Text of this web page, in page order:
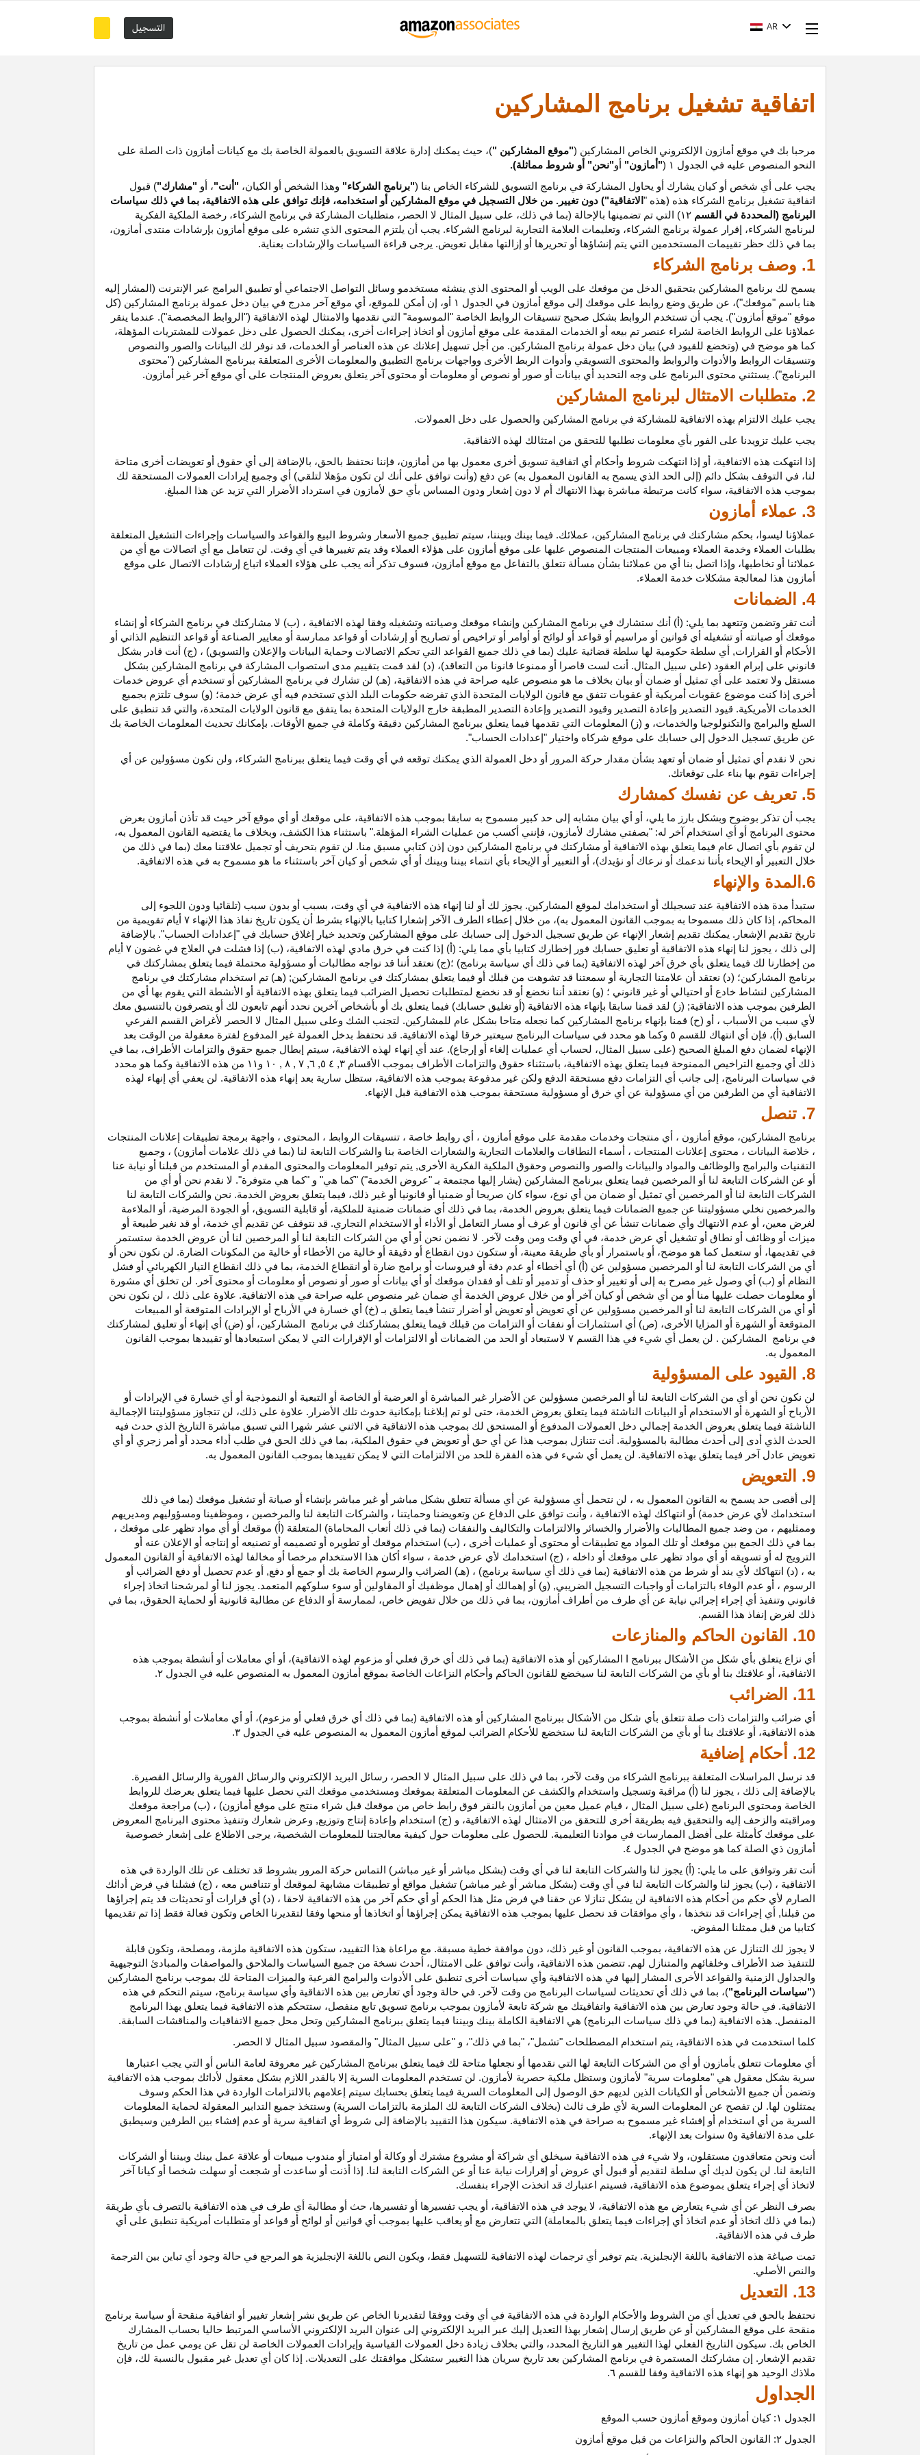
التسجيل AR
اتفاقية تشغيل برنامج المشاركين
مرحبا بك في موقع أمازون الإلكتروني الخاص المشاركين ("موقع المشاركين ")، حيث يمكنك إدارة علاقة التسويق بالعمولة الخاصة بك مع كيانات أمازون ذات الصلة على
النحو المنصوص عليه في الجدول ۱ ( "أمازون" أو"نحن" أو شروط مماثلة).
يجب على أي شخص أو كيان يشارك أو يحاول المشاركة في برنامج التسويق للشركاء الخاص بنا ("برنامج الشركاء" وهذا الشخص أو الكيان، "أنت"، أو "مشارك") قبول
اتفاقية تشغيل برنامج الشركاء هذه (هذه " الاتفاقية") دون تغيير. من خلال التسجيل في موقع المشاركين أو استخدامه، فإنك توافق على هذه الاتفاقية، بما في ذلك سياسات
البرنامج (المحددة في القسم ۱۲) التي تم تضمينها بالإحالة (بما في ذلك، على سبيل المثال لا الحصر، متطلبات المشاركة في برنامج الشركاء، رخصة الملكية الفكرية
لبرنامج الشركاء،
إقرار عمولة برنامج الشركاء، وتعليمات العلامة التجارية لبرنامج الشركاء. يجب أن يلتزم المحتوى الذي تنشره على موقع أمازون بإرشادات منتدى أمازون،
بما في ذلك حظر تقييمات المستخدمين التي يتم إنشاؤها أو تحريرها أو إزالتها مقابل تعويض. يرجى قراءة السياسات والإرشادات بعناية.
1. وصف برنامج الشركاء
يسمح لك برنامج المشاركين بتحقيق الدخل من موقعك على الويب أو المحتوى الذي ينشئه مستخدمو وسائل التواصل الاجتماعي أو تطبيق البرامج عبر الإنترنت (المشار إليه
هنا باسم "موقعك")، عن طريق وضع روابط على موقعك إلى موقع أمازون في الجدول ۱ أو، إن أمكن للموقع، أي موقع آخر مدرج في بيان دخل عمولة برنامج المشاركين (كل
موقع "موقع أمازون"). يجب أن تستخدم الروابط بشكل صحيح تنسيقات الروابط الخاصة "الموسومة" التي نقدمها والامتثال لهذه الاتفاقية ("الروابط المخصصة"). عندما ينقر
عملاؤنا على الروابط الخاصة لشراء عنصر تم بيعه أو الخدمات المقدمة على موقع أمازون أو اتخاذ إجراءات أخرى، يمكنك الحصول على دخل عمولات للمشتريات
المؤهلة،
كما هو موضح في (وتخضع للقيود في) بيان دخل عمولة برنامج المشاركين. من أجل تسهيل إعلانك عن هذه العناصر أو
الخدمات، قد نوفر لك البيانات والصور والنصوص
وتنسيقات الروابط والأدوات والروابط والمحتوى التسويقي وأدوات الربط الأخرى وواجهات برنامج التطبيق والمعلومات الأخرى المتعلقة ببرنامج المشاركين ("محتوى
البرنامج"). يستثني محتوى البرنامج على وجه التحديد أي بيانات أو صور أو نصوص أو معلومات أو محتوى آخر يتعلق بعروض المنتجات على أي موقع آخر غير أمازون.
2. متطلبات الامتثال لبرنامج المشاركين
يجب عليك الالتزام بهذه الاتفاقية للمشاركة في برنامج المشاركين والحصول على دخل العمولات.
يجب عليك تزويدنا على الفور بأي معلومات نطلبها للتحقق من امتثالك لهذه الاتفاقية.
إذا انتهكت هذه
الاتفاقية، أو إذا انتهكت شروط وأحكام أي اتفاقية تسويق أخرى معمول بها من أمازون، فإننا نحتفظ بالحق، بالإضافة إلى أي حقوق أو تعويضات أخرى متاحة
لنا، في التوقف بشكل دائم (إلى الحد الذي يسمح به القانون المعمول به) عن دفع (وأنت توافق على أنك لن تكون مؤهلا لتلقي) أي وجميع إيرادات العمولات المستحقة لك
بموجب هذه
الاتفاقية، سواء كانت مرتبطة مباشرة بهذا الانتهاك أم لا دون إشعار ودون المساس بأي حق لأمازون في استرداد الأضرار التي تزيد عن هذا المبلغ.
3. عملاء أمازون
عملاؤنا ليسوا، بحكم مشاركتك في برنامج المشاركين، عملائك. فيما بينك وبيننا، سيتم تطبيق جميع الأسعار وشروط البيع والقواعد والسياسات وإجراءات التشغيل المتعلقة
بطلبات العملاء وخدمة العملاء ومبيعات المنتجات المنصوص عليها على موقع أمازون على هؤلاء العملاء وقد يتم تغييرها في أي وقت. لن تتعامل مع أي اتصالات مع أي من
عملائنا أو تخاطبها، وإذا اتصل بنا أي من عملائنا بشأن مسألة تتعلق بالتفاعل مع موقع أمازون، فسوف تذكر أنه يجب على هؤلاء العملاء اتباع إرشادات الاتصال على موقع
أمازون هذا لمعالجة مشكلات خدمة العملاء.
4. الضمانات
أنت تقر وتضمن وتتعهد بما يلي: (أ) أنك ستشارك في برنامج المشاركين وإنشاء موقعك وصيانته وتشغيله وفقا لهذه الاتفاقية ، (ب) لا مشاركتك في برنامج الشركاء أو إنشاء
موقعك أو صيانته أو تشغيله أي قوانين أو مراسيم أو قواعد أو لوائح أو أوامر أو تراخيص أو تصاريح أو إرشادات أو قواعد ممارسة أو معايير الصناعة أو قواعد التنظيم الذاتي أو
الأحكام أو القرارات, أي سلطة حكومية لها سلطة قضائية عليك (بما في ذلك جميع القواعد التي تحكم الاتصالات وحماية البيانات والإعلان والتسويق) ، (ج) أنت قادر بشكل
قانوني على إبرام العقود (على سبيل المثال. أنت لست قاصرا أو ممنوعا قانونا من التعاقد)، (د) لقد قمت بتقييم مدى استصواب
المشاركة في برنامج المشاركين بشكل
مستقل ولا تعتمد على أي تمثيل أو ضمان أو بيان بخلاف ما هو منصوص عليه صراحة في هذه الاتفاقية، (هـ) لن تشارك في برنامج المشاركين أو تستخدم أي عروض خدمات
أخرى إذا كنت موضوع عقوبات أمريكية أو عقوبات تتفق مع قانون الولايات المتحدة الذي تفرضه حكومات البلد الذي تستخدم فيه أي عرض خدمة؛ (و) سوف تلتزم بجميع
الخدمات الأمريكية. قيود التصدير وإعادة التصدير وقيود التصدير وإعادة التصدير المطبقة خارج الولايات المتحدة بما يتفق مع قانون الولايات المتحدة، والتي قد تنطبق على
السلع والبرامج والتكنولوجيا والخدمات، و (ز) المعلومات التي تقدمها فيما يتعلق ببرنامج المشاركين دقيقة وكاملة في جميع الأوقات. بإمكانك تحديث المعلومات الخاصة بك
عن طريق تسجيل الدخول إلى حسابك على موقع شركاه واختيار "إعدادات الحساب".
نحن لا نقدم أي تمثيل أو ضمان أو تعهد بشأن مقدار حركة المرور أو دخل العمولة الذي يمكنك توقعه في أي وقت فيما يتعلق ببرنامج الشركاء، ولن نكون مسؤولين عن أي
إجراءات تقوم بها بناء على توقعاتك.
5. تعريف عن نفسك كمشارك
يجب أن تذكر بوضوح وبشكل بارز ما يلي، أو أي بيان مشابه إلى حد كبير مسموح به سابقا بموجب هذه الاتفاقية، على موقعك أو أي موقع آخر حيث قد تأذن أمازون بعرض
محتوى البرنامج أو أي استخدام آخر له: "بصفتي مشارك لأمازون، فإنني أكسب من عمليات الشراء المؤهلة." باستثناء هذا الكشف، وبخلاف ما يقتضيه القانون المعمول به،
لن تقوم بأي اتصال عام فيما يتعلق بهذه الاتفاقية أو مشاركتك في برنامج المشاركين دون إذن كتابي مسبق منا. لن تقوم بتحريف أو تجميل علاقتنا معك (بما في ذلك من
خلال التعبير أو الإيحاء بأننا ندعمك أو نرعاك أو نؤيدك)، أو التعبير أو الإيحاء بأي انتماء بيننا وبينك أو أي شخص أو كيان آخر باستثناء ما هو مسموح به في هذه الاتفاقية.
6.المدة والإنهاء
ستبدأ مدة هذه الاتفاقية عند تسجيلك أو استخدامك لموقع المشاركين. يجوز لك أو لنا إنهاء هذه الاتفاقية في أي وقت، بسبب أو بدون سبب (تلقائيا ودون اللجوء إلى
المحاكم، إذا كان ذلك مسموحا به بموجب القانون المعمول به)، من خلال إعطاء الطرف الآخر إشعارا كتابيا بالإنهاء بشرط أن يكون تاريخ نفاذ هذا الإنهاء ۷ أيام تقويمية من
تاريخ تقديم الإشعار. يمكنك تقديم إشعار الإنهاء عن طريق تسجيل الدخول إلى حسابك على موقع المشاركين وتحديد خيار إغلاق حسابك في "إعدادات الحساب". بالإضافة
إلى ذلك ، يجوز لنا إنهاء هذه الاتفاقية أو تعليق حسابك فور إخطارك كتابيا بأي مما يلي: (أ) إذا كنت في خرق مادي لهذه الاتفاقية، (ب) إذا فشلت في العلاج في غضون ۷ أيام
من إخطارنا لك فيما يتعلق بأي خرق آخر لهذه الاتفاقية (بما في ذلك أي سياسة برنامج) ؛(ج) نعتقد أننا قد نواجه مطالبات أو مسؤولية محتملة فيما يتعلق بمشاركتك في
برنامج المشاركين؛ (د) نعتقد أن علامتنا التجارية أو سمعتنا قد تشوهت من قبلك أو فيما يتعلق بمشاركتك في برنامج المشاركين; (هـ) تم استخدام مشاركتك في برنامج
المشاركين لنشاط خادع أو احتيالي أو غير قانوني ؛ (و) نعتقد أننا نخضع أو قد نخضع لمتطلبات تحصيل الضرائب فيما يتعلق بهذه الاتفاقية أو الأنشطة التي يقوم بها أي من
الطرفين بموجب هذه الاتفاقية; (ز) لقد قمنا سابقا بإنهاء هذه الاتفاقية (أو تغليق حسابك) فيما يتعلق بك أو بأشخاص آخرين نحدد أنهم تابعون لك أو يتصرفون بالتنسيق معك
لأي سبب من الأسباب ، أو (ح) قمنا بإنهاء برنامج المشاركين كما نجعله متاحا بشكل عام للمشاركين. لتجنب الشك وعلى سبيل المثال لا الحصر لأغراض القسم الفرعي
السابق (أ)، فإن أي انتهاك للقسم ٥ وكما هو محدد في سياسات البرنامج سيعتبر خرقا لهذه الاتفاقية. قد نحتفظ بدخل العمولة غير المدفوع لفترة معقولة من الوقت بعد
الإنهاء لضمان دفع المبلغ الصحيح (على سبيل المثال، لحساب أي عمليات إلغاء أو إرجاع). عند أي إنهاء لهذه
الاتفاقية، سيتم إبطال جميع حقوق والتزامات الأطراف، بما في
ذلك أي وجميع التراخيص الممنوحة فيما يتعلق بهذه
الاتفاقية، باستثناء حقوق والتزامات الأطراف بموجب الأقسام ۳, ٤ ٥, ٦, ۷ , ۸ , ۱۰ و۱۱ من هذه الاتفاقية وكما هو محدد
في سياسات البرنامج، إلى جانب أي التزامات دفع مستحقة
الدفع ولكن غير مدفوعة بموجب هذه الاتفاقية، ستظل سارية بعد إنهاء هذه الاتفاقية. لن يعفي أي إنهاء لهذه
الاتفاقية أي من الطرفين من أي مسؤولية عن أي خرق أو مسؤولية مستحقة بموجب هذه الاتفاقية قبل الإنهاء.
7. تنصل
برنامج المشاركين، موقع أمازون ، أي منتجات وخدمات مقدمة على موقع أمازون ، أي روابط خاصة ، تنسيقات الروابط ، المحتوى ، واجهة برمجة تطبيقات إعلانات المنتجات
، خلاصة البيانات ، محتوى إعلانات المنتجات ، أسماء النطاقات والعلامات التجارية والشعارات الخاصة بنا والشركات التابعة لنا (بما في ذلك علامات أمازون) ، وجميع
التقنيات والبرامج والوظائف والمواد والبيانات والصور والنصوص وحقوق الملكية الفكرية الأخرى, يتم توفير المعلومات والمحتوى المقدم أو المستخدم من قبلنا أو نيابة عنا
أو عن الشركات التابعة لنا أو المرخصين فيما يتعلق ببرنامج المشاركين (يشار إليها مجتمعة بـ "عروض الخدمة") "كما هي" و "كما هي متوفرة". لا نقدم نحن أو أي من
الشركات التابعة لنا أو المرخصين أي تمثيل أو ضمان من أي نوع، سواء كان صريحا أو ضمنيا أو قانونيا أو غير ذلك، فيما يتعلق بعروض الخدمة. نحن والشركات التابعة لنا
والمرخصين نخلي مسؤوليتنا عن جميع الضمانات فيما يتعلق بعروض الخدمة، بما في ذلك أي ضمانات ضمنية للملكية، أو قابلية التسويق، أو الجودة المرضية، أو الملاءمة
لغرض معين، أو عدم الانتهاك وأي ضمانات تنشأ عن أي قانون أو عرف أو مسار التعامل أو الأداء أو الاستخدام التجاري. قد نتوقف عن تقديم أي خدمة، أو قد نغير طبيعة أو
ميزات أو وظائف أو نطاق أو تشغيل أي عرض خدمة، في أي وقت ومن وقت لآخر. لا نضمن نحن أو أي من الشركات التابعة لنا أو المرخصين لنا أن عروض الخدمة ستستمر
في تقديمها، أو ستعمل كما هو موضح، أو باستمرار أو بأي طريقة معينة، أو ستكون دون انقطاع أو دقيقة أو خالية من الأخطاء أو خالية من المكونات الضارة. لن نكون نحن أو
أي من الشركات التابعة لنا أو المرخصين مسؤولين عن (أ) أي أخطاء أو عدم دقة أو فيروسات أو برامج ضارة أو انقطاع الخدمة، بما في ذلك انقطاع
التيار الكهربائي أو فشل
النظام أو (ب) أي وصول غير مصرح به إلى أو تغيير أو حذف أو تدمير أو تلف أو فقدان موقعك أو أي بيانات أو صور أو نصوص أو معلومات أو محتوى آخر. لن تخلق أي مشورة
أو معلومات حصلت عليها منا أو من أي شخص أو كيان آخر أو من خلال عروض الخدمة أي ضمان غير منصوص عليه صراحة في هذه الاتفاقية. علاوة على ذلك ، لن نكون نحن
أو أي من الشركات التابعة لنا أو المرخصين مسؤولين عن أي تعويض أو تعويض أو أضرار تنشأ فيما يتعلق بـ (خ) أي خسارة في
الأرباح أو الإيرادات المتوقعة أو المبيعات
المتوقعة أو الشهرة أو المزايا
الأخرى، (ص) أي استثمارات أو نفقات أو التزامات من قبلك فيما يتعلق بمشاركتك في برنامج المشاركين، أو (ض) أي إنهاء أو تعليق لمشاركتك
في برنامج المشاركين . لن يعمل أي شيء في هذا القسم ۷ لاستبعاد أو الحد من الضمانات أو الالتزامات أو الإقرارات التي لا يمكن استبعادها أو تقييدها بموجب القانون
المعمول به.
8. القيود على المسؤولية
لن نكون نحن أو أي من الشركات التابعة لنا أو المرخصين مسؤولين عن الأضرار غير المباشرة أو العرضية أو الخاصة أو التبعية أو النموذجية أو أي خسارة في الإيرادات أو
الأرباح أو الشهرة أو الاستخدام أو البيانات الناشئة فيما يتعلق بعروض الخدمة، حتى لو تم إبلاغنا بإمكانية حدوث تلك الأضرار. علاوة على ذلك، لن تتجاوز مسؤوليتنا الإجمالية
الناشئة فيما يتعلق بعروض الخدمة إجمالي دخل العمولات المدفوع أو المستحق لك بموجب هذه الاتفاقية في الاثني عشر شهرا التي تسبق مباشرة التاريخ الذي حدث فيه
الحدث الذي أدى إلى أحدث مطالبة بالمسؤولية. أنت تتنازل بموجب هذا عن أي حق أو تعويض في حقوق الملكية، بما في ذلك الحق في طلب أداء محدد أو أمر زجري أو أي
تعويض عادل آخر فيما يتعلق بهذه الاتفاقية. لن يعمل أي شيء في هذه الفقرة للحد من الالتزامات التي لا يمكن تقييدها بموجب القانون المعمول به.
9. التعويض
إلى أقصى حد يسمح به القانون المعمول به ، لن نتحمل أي مسؤولية عن أي مسألة تتعلق بشكل مباشر أو غير مباشر بإنشاء أو صيانة أو تشغيل موقعك (بما في ذلك
استخدامك لأي عرض خدمة) أو انتهاكك لهذه الاتفاقية ، وأنت توافق على الدفاع عن وتعويضنا وحمايتنا ، والشركات التابعة لنا والمرخصين ، وموظفينا ومسؤوليهم ومديريهم
وممثليهم ، من وضد جميع المطالبات والأضرار والخسائر والالتزامات والتكاليف والنفقات (بما في ذلك أتعاب المحاماة) المتعلقة (أ) موقعك أو أي مواد تظهر على موقعك ،
بما في ذلك الجمع بين موقعك أو تلك المواد مع تطبيقات أو محتوى أو عمليات أخرى ، (ب) استخدام موقعك أو تطويره أو تصميمه أو تصنيعه أو إنتاجه أو الإعلان عنه أو
الترويج له أو تسويقه أو أي مواد تظهر على موقعك أو داخله ، (ج) استخدامك لأي عرض خدمة ، سواء أكان هذا الاستخدام مرخصا أو مخالفا لهذه الاتفاقية أو القانون المعمول
به ، (د) انتهاكك لأي بند أو شرط من هذه الاتفاقية (بما في ذلك أي سياسة برنامج) ، (هـ) الضرائب والرسوم الخاصة بك أو جمع أو دفع, أو عدم تحصيل أو دفع الضرائب أو
الرسوم ، أو عدم الوفاء بالتزامات أو واجبات التسجيل الضريبي, (و) أو إهمالك أو إهمال موظفيك أو المقاولين أو سوء سلوكهم المتعمد. يجوز لنا أو لمرشحنا اتخاذ إجراء
قانوني وتنفيذ أي إجراء إجرائي نيابة عن أي طرف من أطراف أمازون، بما في ذلك من خلال تفويض خاص، لممارسة أو الدفاع عن مطالبة قانونية أو لحماية الحقوق، بما في
ذلك لغرض إنفاذ هذا القسم.
10. القانون الحاكم والمنازعات
أي نزاع يتعلق بأي شكل من الأشكال ببرنامج ا المشاركين أو هذه الاتفاقية (بما في ذلك أي خرق فعلي أو مزعوم لهذه الاتفاقية)، أو أي معاملات أو أنشطة بموجب هذه
الاتفاقية، أو علاقتك بنا أو بأي من الشركات التابعة لنا سيخضع للقانون الحاكم وأحكام النزاعات الخاصة بموقع أمازون المعمول به المنصوص عليه في الجدول ۲.
11. الضرائب
أي ضرائب والتزامات ذات صلة تتعلق بأي شكل من الأشكال ببرنامج المشاركين أو هذه الاتفاقية (بما في ذلك أي خرق فعلي أو مزعوم)، أو أي معاملات أو أنشطة بموجب
هذه الاتفاقية، أو علاقتك بنا أو بأي من الشركات التابعة لنا ستخضع للأحكام الضرائب لموقع أمازون المعمول به المنصوص عليه في الجدول ۳.
12. أحكام إضافية
قد نرسل المراسلات المتعلقة ببرنامج الشركاء من وقت لآخر، بما في ذلك على سبيل المثال لا الحصر، رسائل البريد الإلكتروني والرسائل الفورية والرسائل القصيرة.
بالإضافة إلى ذلك ، يجوز لنا (أ) مراقبة وتسجيل واستخدام والكشف عن المعلومات المتعلقة بموقعك ومستخدمي موقعك التي نحصل عليها فيما يتعلق بعرضك للروابط
الخاصة ومحتوى البرنامج (على سبيل المثال ، قيام عميل معين من أمازون بالنقر فوق رابط خاص من موقعك قبل شراء منتج على موقع أمازون) ، (ب) مراجعة موقعك
ومراقبته والزحف إليه والتحقيق فيه بطريقة أخرى للتحقق من الامتثال لهذه الاتفاقية، و (ج) استخدام وإعادة إنتاج وتوزيع, وعرض شعارك وتنفيذ محتوى البرنامج المعروض
على موقعك كأمثلة على أفضل الممارسات في موادنا التعليمية. للحصول على معلومات حول كيفية معالجتنا للمعلومات الشخصية، يرجى الاطلاع على إشعار خصوصية
أمازون ذي الصلة كما هو موضح في الجدول ٤.
أنت تقر وتوافق على ما يلي: (أ) يجوز لنا والشركات التابعة لنا في أي وقت (بشكل مباشر أو غير مباشر) التماس حركة المرور بشروط قد تختلف عن تلك الواردة في هذه
الاتفاقية ، (ب) يجوز لنا والشركات التابعة لنا في أي وقت (بشكل مباشر أو غير مباشر) تشغيل مواقع أو تطبيقات مشابهة لموقعك أو تتنافس معه ، (ج) فشلنا في فرض أدائك
الصارم لأي حكم من أحكام هذه الاتفاقية لن يشكل تنازلا عن حقنا في فرض مثل هذا الحكم أو أي حكم آخر من هذه الاتفاقية لاحقا ، (د) أي قرارات أو تحديثات قد يتم إجراؤها
من قبلنا, أي إجراءات قد نتخذها ، وأي موافقات قد نحصل عليها بموجب هذه الاتفاقية يمكن إجراؤها أو اتخاذها أو منحها وفقا لتقديرنا الخاص وتكون فعالة فقط إذا تم تقديمها
كتابيا من قبل ممثلنا المفوض.
لا يجوز لك التنازل عن هذه الاتفاقية، بموجب القانون أو غير ذلك، دون موافقة خطية مسبقة. مع مراعاة هذا التقييد، ستكون هذه الاتفاقية ملزمة، ومصلحة، وتكون قابلة
للتنفيذ ضد الأطراف وخلفائهم والمتنازل لهم. تتضمن هذه الاتفاقية، وأنت توافق على الامتثال، أحدث نسخة من جميع السياسات والملاحق والمواصفات والمبادئ التوجيهية
والجداول الزمنية والقواعد الأخرى المشار إليها في هذه الاتفاقية وأي سياسات أخرى تنطبق على الأدوات والبرامج الفرعية والميزات المتاحة لك بموجب برنامج المشاركين
("سياسات البرنامج")، بما في ذلك أي تحديثات لسياسات البرنامج من وقت لآخر. في حالة وجود أي تعارض بين هذه الاتفاقية وأي سياسة برنامج، سيتم التحكم في هذه
الاتفاقية. في حالة وجود تعارض بين هذه الاتفاقية واتفاقيتك مع شركة تابعة لأمازون بموجب برنامج تسويق تابع منفصل، ستتحكم هذه الاتفاقية فيما يتعلق بهذا البرنامج
المنفصل. هذه الاتفاقية (بما في ذلك سياسات البرنامج) هي الاتفاقية الكاملة بينك وبيننا فيما يتعلق ببرنامج المشاركين وتحل محل جميع الاتفاقيات والمناقشات السابقة.
كلما استخدمت في هذه الاتفاقية، يتم استخدام المصطلحات "تشمل"، "بما في ذلك"، و "على سبيل المثال" والمقصود سبيل المثال لا الحصر.
أي معلومات تتعلق بأمازون أو أي من الشركات التابعة لها التي نقدمها أو نجعلها متاحة لك فيما يتعلق ببرنامج المشاركين غير معروفة لعامة الناس أو التي يجب اعتبارها
سرية بشكل معقول هي "معلومات سرية" لأمازون وستظل ملكية حصرية لأمازون. لن تستخدم المعلومات السرية إلا بالقدر اللازم بشكل معقول لأدائك بموجب هذه الاتفاقية
وتضمن أن جميع الأشخاص أو الكيانات الذين لديهم حق الوصول إلى المعلومات السرية فيما يتعلق بحسابك سيتم إعلامهم بالالتزامات الواردة في هذا الحكم وسوف
يمتثلون لها. لن تفصح عن المعلومات السرية لأي طرف ثالث (بخلاف الشركات التابعة لك الملزمة بالتزامات السرية) وستتخذ جميع التدابير المعقولة لحماية المعلومات
السرية من أي استخدام أو إفشاء غير مسموح به صراحة في هذه الاتفاقية. سيكون هذا التقييد بالإضافة إلى شروط أي اتفاقية سرية أو عدم إفشاء بين الطرفين وسيطبق
على مدة الاتفاقية و٥ سنوات بعد الإنهاء.
أنت ونحن متعاقدون مستقلون، ولا شيء في هذه الاتفاقية سيخلق أي شراكة أو مشروع مشترك أو وكالة أو امتياز أو مندوب مبيعات أو علاقة عمل بينك وبيننا أو الشركات
التابعة لنا. لن يكون لديك أي سلطة لتقديم أو قبول أي عروض أو إقرارات نيابة عنا أو عن الشركات التابعة لنا. إذا أذنت أو ساعدت أو شجعت أو سهلت شخصا أو كيانا آخر
لاتخاذ أي إجراء يتعلق بموضوع هذه
الاتفاقية، فسيتم اعتبارك قد اتخذت الإجراء بنفسك.
بصرف النظر عن أي شيء يتعارض مع هذه
الاتفاقية، لا يوجد في هذه الاتفاقية، أو يجب تفسيرها أو تفسيرها، حث أو مطالبة أي طرف في هذه الاتفاقية بالتصرف بأي طريقة
(بما في ذلك اتخاذ أو عدم اتخاذ أي إجراءات فيما يتعلق بالمعاملة) التي تتعارض مع أو يعاقب عليها بموجب أي قوانين أو لوائح أو قواعد أو متطلبات أمريكية تنطبق على أي
طرف في هذه الاتفاقية.
تمت صياغة هذه الاتفاقية باللغة الإنجليزية. يتم توفير أي ترجمات لهذه الاتفاقية للتسهيل فقط، ويكون النص باللغة الإنجليزية هو المرجع في حالة وجود أي تباين بين
الترجمة
والنص
الأصلي.
13. التعديل
نحتفظ بالحق في تعديل أي من الشروط والأحكام الواردة في هذه الاتفاقية في أي وقت ووفقا لتقديرنا الخاص عن طريق نشر إشعار تغيير أو اتفاقية منقحة أو سياسة برنامج
منقحة على موقع المشاركين أو عن طريق إرسال إشعار بهذا التعديل إليك عبر البريد الإلكتروني إلى عنوان البريد الإلكتروني الأساسي المرتبط حاليا بحساب المشارك
الخاص بك. سيكون التاريخ الفعلي لهذا التغيير هو التاريخ
المحدد، والتي بخلاف زيادة دخل العمولات القياسية وإيرادات العمولات الخاصة لن تقل عن يومي عمل من تاريخ
تقديم الإشعار. إن مشاركتك المستمرة في برنامج المشاركين بعد تاريخ سريان هذا التغيير ستشكل موافقتك على التعديلات. إذا كان أي تعديل غير مقبول بالنسبة لك، فإن
ملاذك الوحيد هو إنهاء هذه الاتفاقية وفقا للقسم ٦.
الجداول
الجدول ۱:
كيان أمازون وموقع أمازون حسب الموقع
الجدول ۲: القانون الحاكم والنزاعات من قبل موقع أمازون